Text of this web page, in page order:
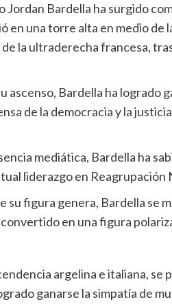
Jordan Bardella ha surgido
en una torre alta en medio de
la ultraderecha francesa,
ascenso, Bardella ha
de la democracia y la
mediática, Bardella ha
liderazgo en
su figura genera, Bardella se
en una figura
argelina e italiana,
ganarse la simpatía de